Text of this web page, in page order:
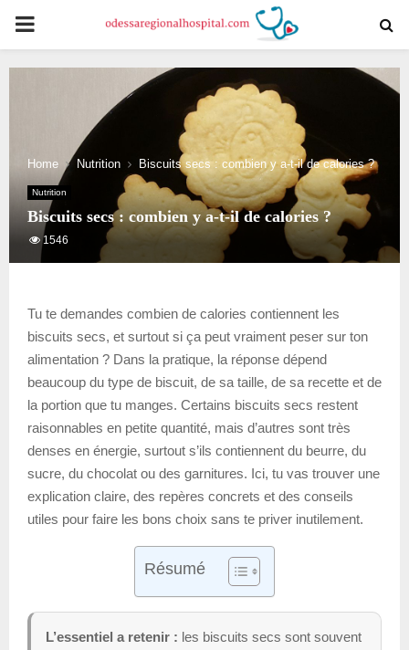
PRIMARY
MENU
Home Nutrition Biscuits secs : combien y a-t-il de calories ?
Nutrition
Biscuits secs : combien y a-t-il de calories ?
1546
Tu te demandes combien de calories contiennent les
biscuits secs, et surtout si ça peut vraiment peser sur ton
alimentation ? Dans la pratique, la réponse dépend
beaucoup du type de biscuit, de sa taille, de sa recette et de
la portion que tu manges. Certains biscuits secs restent
raisonnables en petite quantité, mais d’autres sont très
denses en énergie, surtout s’ils contiennent du beurre, du
sucre, du chocolat ou des garnitures. Ici, tu vas trouver une
explication claire, des repères concrets et des conseils
utiles pour faire les bons choix sans te priver inutilement.
Résumé
L’essentiel a retenir : les biscuits secs sont souvent